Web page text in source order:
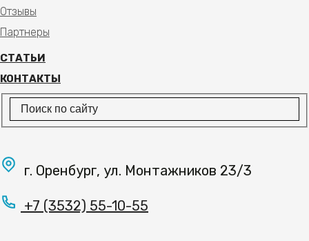
Отзывы
Партнеры
СТАТЬИ
КОНТАКТЫ
г. Оренбург, ул. Монтажников 23/3
+7 (3532) 55-10-55